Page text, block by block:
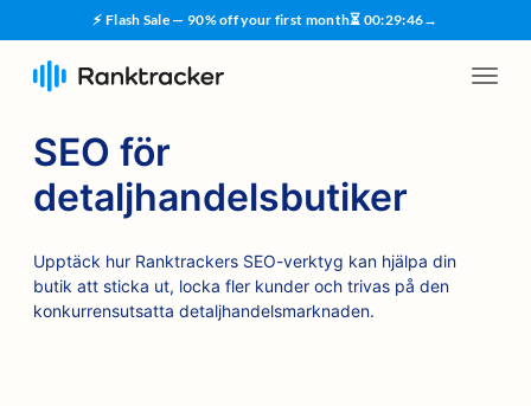
⚡ Flash Sale — 90% off your first month⏳ 00:29:45→
SEO för
detaljhandelsbutiker
Upptäck hur Ranktrackers SEO-verktyg kan hjälpa din
butik att sticka ut, locka fler kunder och trivas på den
konkurrensutsatta detaljhandelsmarknaden.